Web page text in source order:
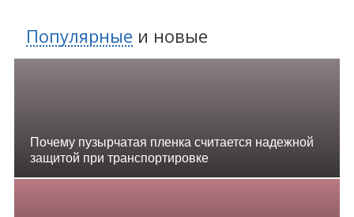
Популярные и новые
Почему пузырчатая пленка считается надежной
защитой при транспортировке